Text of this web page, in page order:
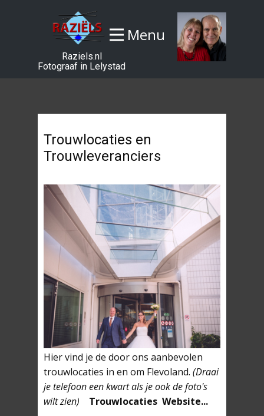
Menu
Raziels.nl
Fotograaf in Lelystad
Trouwlocaties en
Trouwleveranciers
Hier vind je de door ons aanbevolen
trouwlocaties in en om Flevoland. (Draai
je telefoon een kwart als je ook de foto's
wilt zien)
Trouwlocaties Website...